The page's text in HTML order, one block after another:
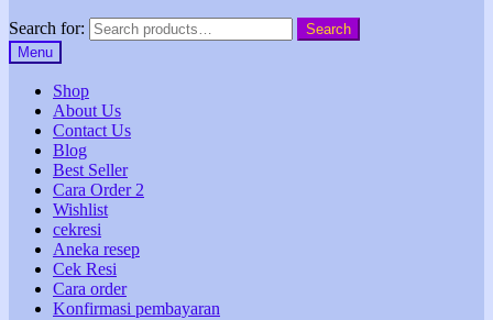
Search for:
Search
Menu
Shop
About Us
Contact Us
Blog
Best Seller
Cara Order 2
Wishlist
cekresi
Aneka resep
Cek Resi
Cara order
Konfirmasi pembayaran